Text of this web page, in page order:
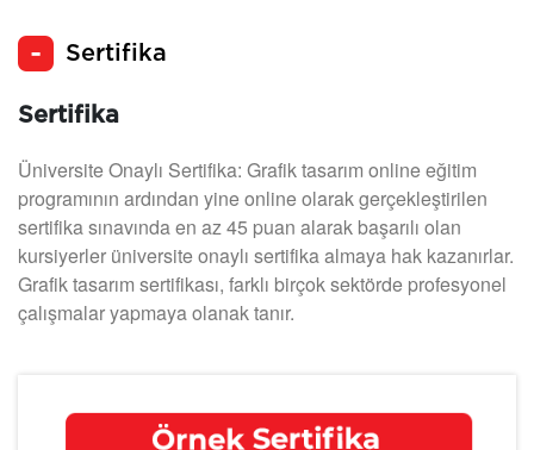
Sertifika
Sertifika
Üniversite Onaylı Sertifika: Grafik tasarım online eğitim
programının ardından yine online olarak gerçekleştirilen
sertifika sınavında en az 45 puan alarak başarılı olan
kursiyerler üniversite onaylı sertifika almaya hak kazanırlar.
Grafik tasarım sertifikası, farklı birçok sektörde profesyonel
çalışmalar yapmaya olanak tanır.